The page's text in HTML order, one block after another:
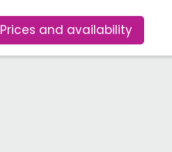
Prices and availability